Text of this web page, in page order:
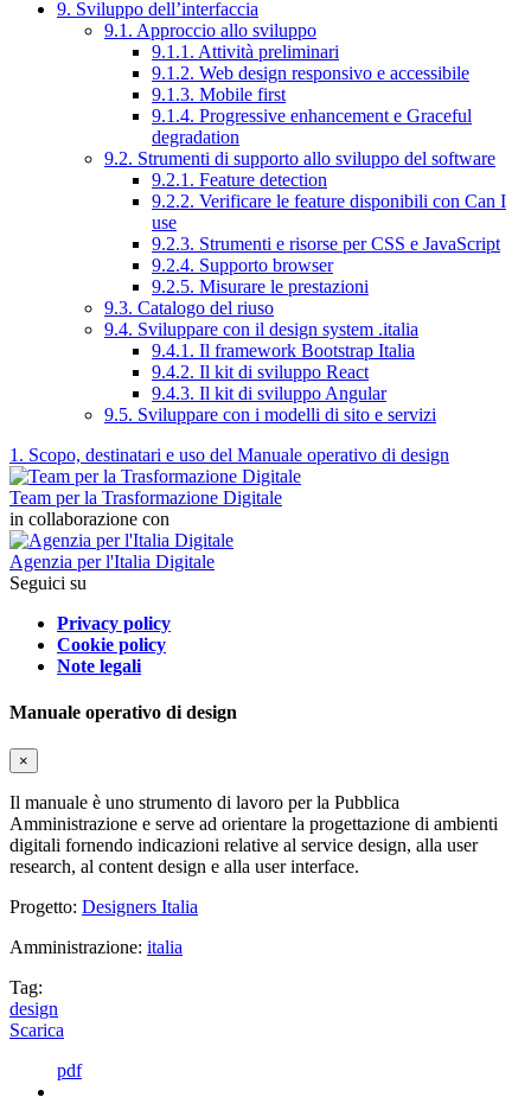
9. Sviluppo dell’interfaccia
9.1. Approccio allo sviluppo
9.1.1. Attività preliminari
9.1.2. Web design responsivo e accessibile
9.1.3. Mobile first
9.1.4. Progressive enhancement e Graceful
degradation
9.2. Strumenti di supporto allo sviluppo del software
9.2.1. Feature detection
9.2.2. Verificare le feature disponibili con Can I
use
9.2.3. Strumenti e risorse per CSS e JavaScript
9.2.4. Supporto browser
9.2.5. Misurare le prestazioni
9.3. Catalogo del riuso
9.4. Sviluppare con il design system .italia
9.4.1. Il framework Bootstrap Italia
9.4.2. Il kit di sviluppo React
9.4.3. Il kit di sviluppo Angular
9.5. Sviluppare con i modelli di sito e servizi
1. Scopo, destinatari e uso del Manuale operativo di design
Team per la Trasformazione Digitale
in collaborazione con
Agenzia per l'Italia Digitale
Seguici su
Privacy policy
Cookie policy
Note legali
Manuale operativo di design
×
Il manuale è uno strumento di lavoro per la Pubblica
Amministrazione e serve ad orientare la progettazione di ambienti
digitali fornendo indicazioni relative al service design, alla user
research, al content design e alla user interface.
Progetto: Designers Italia
Amministrazione: italia
Tag:
design
Scarica
pdf